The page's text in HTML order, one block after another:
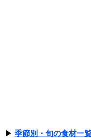
▶ 季節別・旬の食材一